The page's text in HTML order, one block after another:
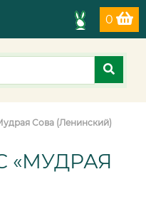
0
Сова (Ленинский)
«МУДРАЯ